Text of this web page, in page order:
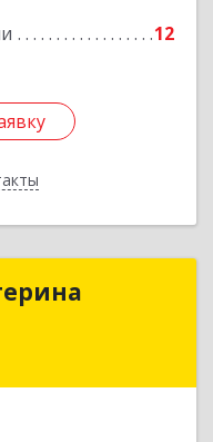
12
Екатерина